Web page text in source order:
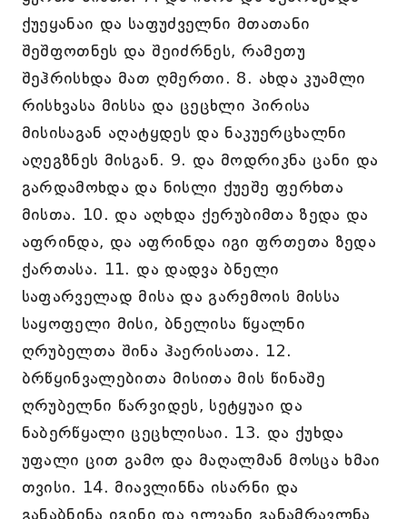
ქუეყანაი და საფუძველნი მთათანი
შეშფოთნეს და შეიძრნეს, რამეთუ
შეჰრისხდა მათ ღმერთი. 8. ახდა კუამლი
რისხვასა მისსა და ცეცხლი პირისა
მისისაგან აღატყდეს და ნაკუერცხალნი
აღეგზნეს მისგან. 9. და მოდრიკნა ცანი და
გარდამოხდა და ნისლი ქუეშე ფერხთა
მისთა. 10. და აღხდა ქერუბიმთა ზედა და
აფრინდა, და აფრინდა იგი ფრთეთა ზედა
ქართასა. 11. და დადვა ბნელი
საფარველად მისა და გარემოის მისსა
საყოფელი მისი, ბნელისა წყალნი
ღრუბელთა შინა ჰაერისათა. 12.
ბრწყინვალებითა მისითა მის წინაშე
ღრუბელნი წარვიდეს, სეტყუაი და
ნაბერწყალი ცეცხლისაი. 13. და ქუხდა
უფალი ცით გამო და მაღალმან მოსცა ხმაი
თვისი. 14. მიავლინნა ისარნი და
განაბნინა იგინი და ელვანი განამრავლნა